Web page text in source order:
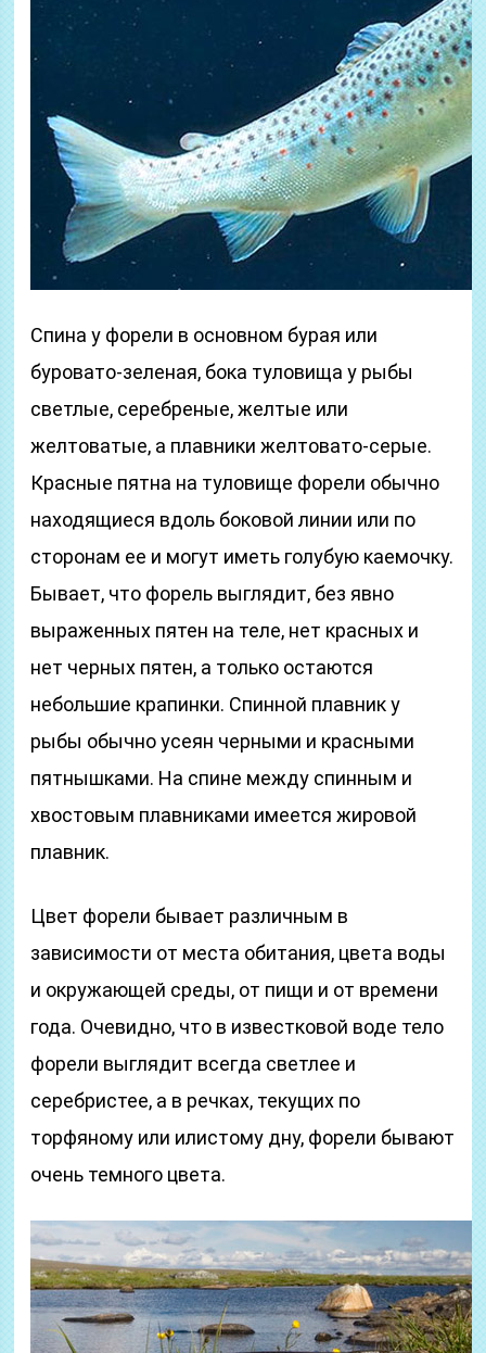
Спина у форели в основном бурая или
буровато-зеленая, бока туловища у рыбы
светлые, серебреные, желтые или
желтоватые, а плавники желтовато-серые.
Красные пятна на туловище форели обычно
находящиеся вдоль боковой линии или по
сторонам ее и могут иметь голубую каемочку.
Бывает, что форель выглядит, без явно
выраженных пятен на теле, нет красных и
нет черных пятен, а только остаются
небольшие крапинки. Спинной плавник у
рыбы обычно усеян черными и красными
пятнышками. На спине между спинным и
хвостовым плавниками имеется жировой
плавник.
Цвет форели бывает различным в
зависимости от места обитания, цвета воды
и окружающей среды, от пищи и от времени
года. Очевидно, что в известковой воде тело
форели выглядит всегда светлее и
серебристее, а в речках, текущих по
торфяному или илистому дну, форели бывают
очень темного цвета.